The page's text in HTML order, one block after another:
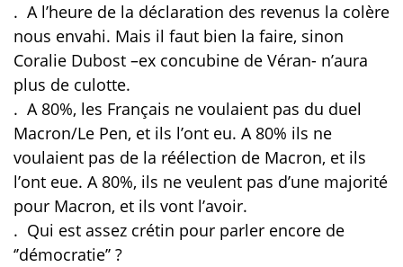
. A l’heure de la déclaration des revenus la colère
nous envahi. Mais il faut bien la faire, sinon
Coralie Dubost –ex concubine de Véran- n’aura
plus de culotte.
. A 80%, les Français ne voulaient pas du duel
Macron/Le Pen, et ils l’ont eu. A 80% ils ne
voulaient pas de la réélection de Macron, et ils
l’ont eue. A 80%, ils ne veulent pas d’une majorité
pour Macron, et ils vont l’avoir.
. Qui est assez crétin pour parler encore de
‘’démocratie’’ ?